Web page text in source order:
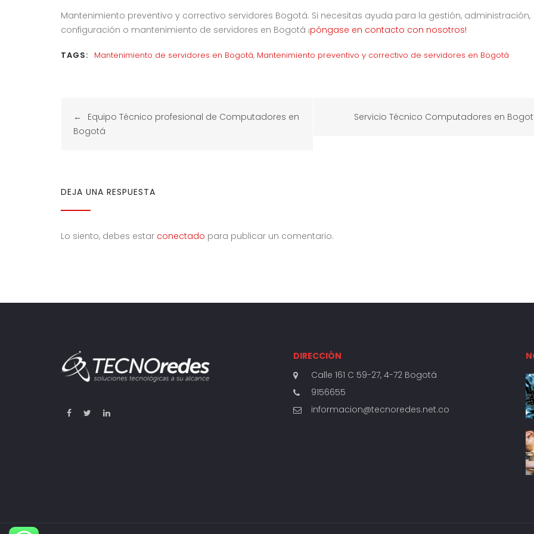
Mantenimiento preventivo y correctivo servidores Bogotá. Si necesitas ayuda para la gestión, administración,
configuración o mantenimiento de servidores en Bogotá ¡póngase en contacto con nosotros!
TAGS: Mantenimiento de servidores en Bogotá, Mantenimiento preventivo y correctivo de servidores en Bogotá
Navegación
de
Equipo Técnico profesional de Computadores en
Bogotá
Servicio Técnico Computadores en
DEJA UNA RESPUESTA
Lo siento, debes estar conectado para publicar un comentario.
DIRECCIÓN
Calle 161 C 59-27, 4-72 Bogotá
9156655
informacion@tecnoredes.net.co